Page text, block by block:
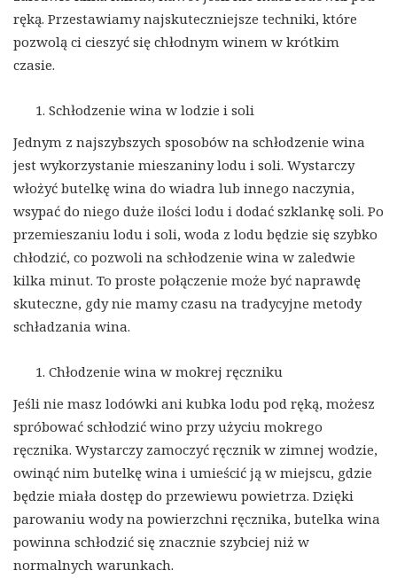
ręką. Przestawiamy najskuteczniejsze techniki, które
pozwolą ci cieszyć się chłodnym winem w krótkim
czasie.
Schłodzenie wina w lodzie i soli
Jednym z najszybszych sposobów na schłodzenie wina
jest wykorzystanie mieszaniny lodu i soli. Wystarczy
włożyć butelkę wina do wiadra lub innego naczynia,
wsypać do niego duże ilości lodu i dodać szklankę soli. Po
przemieszaniu lodu i soli, woda z lodu będzie się szybko
chłodzić, co pozwoli na schłodzenie wina w zaledwie
kilka minut. To proste połączenie może być naprawdę
skuteczne, gdy nie mamy czasu na tradycyjne metody
schładzania wina.
Chłodzenie wina w mokrej ręczniku
Jeśli nie masz lodówki ani kubka lodu pod ręką, możesz
spróbować schłodzić wino przy użyciu mokrego
ręcznika. Wystarczy zamoczyć ręcznik w zimnej wodzie,
owinąć nim butelkę wina i umieścić ją w miejscu, gdzie
będzie miała dostęp do przewiewu powietrza. Dzięki
parowaniu wody na powierzchni ręcznika, butelka wina
powinna schłodzić się znacznie szybciej niż w
normalnych warunkach.